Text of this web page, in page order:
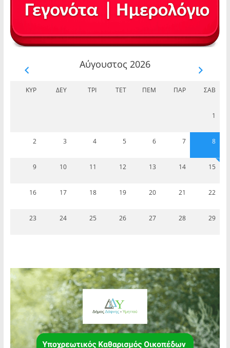
Αύγουστος 2026
ΚΥΡ ΔΕΥ ΤΡΊ ΤΕΤ ΠΈΜ ΠΑΡ ΣΆΒ
1
2 3 4 5 6 7 8
9 10 11 12 13 14 15
16 17 18 19 20 21 22
23 24 25 26 27 28 29